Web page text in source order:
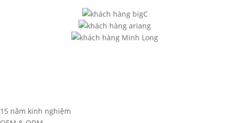
15 năm kinh nghiệm